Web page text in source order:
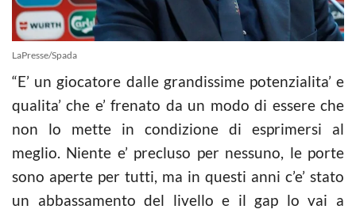
LaPresse/Spada
“E’ un giocatore dalle grandissime potenzialita’ e
qualita’ che e’ frenato da un modo di essere che
non lo mette in condizione di esprimersi al
meglio. Niente e’ precluso per nessuno, le porte
sono aperte per tutti, ma in questi anni c’e’ stato
un abbassamento del livello e il gap lo vai a